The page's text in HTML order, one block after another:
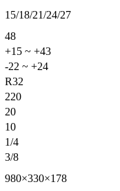
15/18/21/24/27
48
+15 ~ +43
-22 ~ +24
R32
220
20
10
1/4
3/8
980×330×178